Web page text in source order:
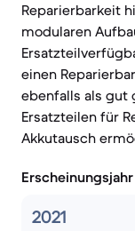
Reparierbarkeit
modularen
einen
ebenfalls als gut
Ersatzteilen für
Akkutausch
Erscheinungsjahr
2021